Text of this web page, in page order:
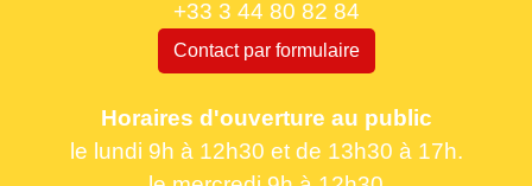
+33 3 44 80 82 84
Contact par formulaire
Horaires d'ouverture au public
le lundi 9h à 12h30 et de 13h30 à 17h.